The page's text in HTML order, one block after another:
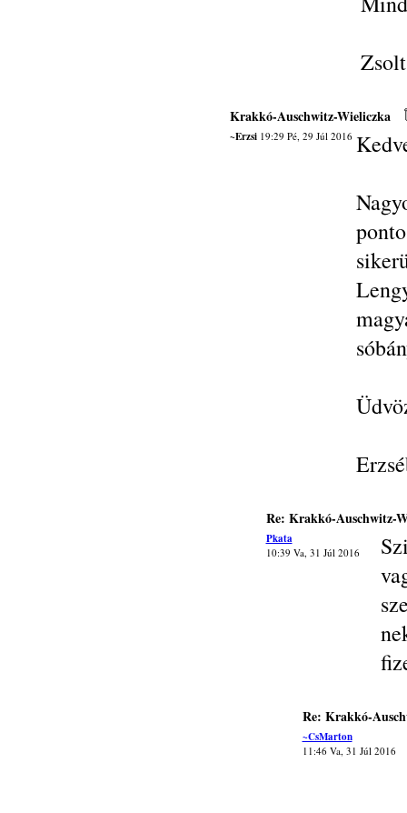
Zsolt
Krakkó-Auschwitz-Wieliczka
~Erzsi19:29 Pé, 29 Júl 2016
Re: Krakkó-Auschwitz-
Pkata
10:39 Va, 31 Júl 2016
Re: Krakkó-
~CsMarton
11:46 Va, 31 Júl 2016